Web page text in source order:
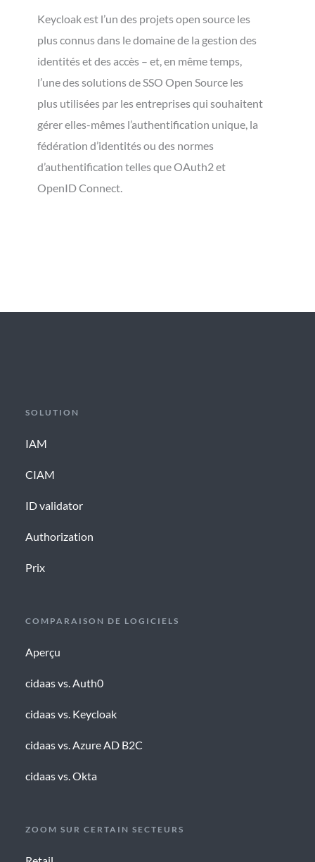
Keycloak est l’un des projets open source les
plus connus dans le domaine de la gestion des
identités et des accès – et, en même temps,
l’une des solutions de SSO Open Source les
plus utilisées par les entreprises qui souhaitent
gérer elles-mêmes l’authentification unique, la
fédération d’identités ou des normes
d’authentification telles que OAuth2 et
OpenID Connect.
SOLUTION
IAM
CIAM
ID validator
Authorization
Prix
COMPARAISON DE LOGICIELS
Aperçu
cidaas vs. Auth0
cidaas vs. Keycloak
cidaas vs. Azure AD B2C
cidaas vs. Okta
ZOOM SUR CERTAIN SECTEURS